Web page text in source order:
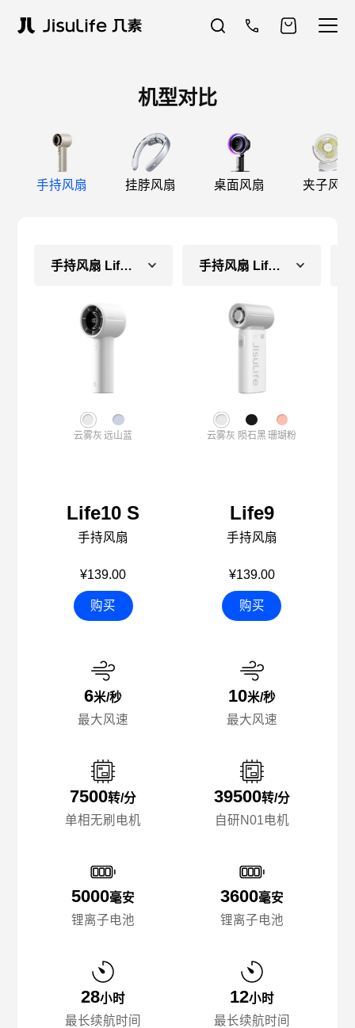
机型对比
手持风扇 挂脖风扇 桌面风扇 夹子风扇
手持风扇 Life10S
云雾灰 远山蓝
Life10 S
手持风扇
¥139.00
购买
6米/秒
最大风速
7500转/分
单相无刷电机
5000毫安
锂离子电池
28小时
最长续航时间
手持风扇 Life9（常规款）
云雾灰 陨石黑 珊瑚粉
Life9
手持风扇
¥139.00
购买
10米/秒
最大风速
39500转/分
自研N01电机
3600毫安
锂离子电池
12小时
最长续航时间